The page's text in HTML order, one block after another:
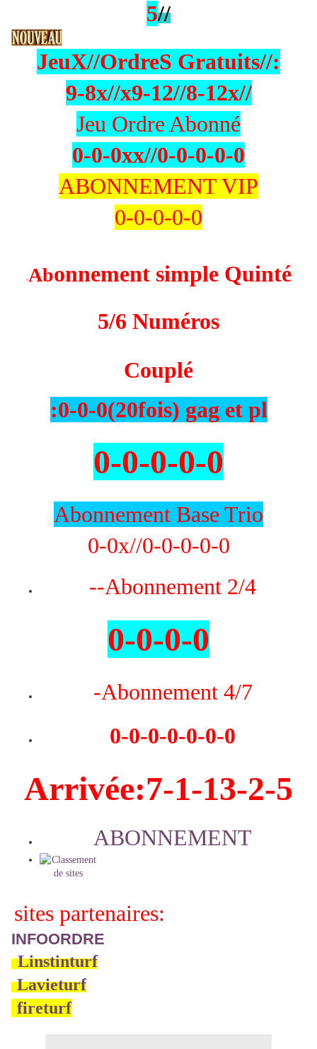
5//
JeuX//OrdreS Gratuits//:
9-8x//x9-12//8-12x//
Jeu Ordre Abonné
0-0-0xx//0-0-0-0-0
ABONNEMENT VIP
0-0-0-0-0
-Abonnement simple Quinté
5/6 Numéros
Couplé
:0-0-0(20fois) gag et pl
0-0-0-0-0
Abonnement Base Trio
0-0x//0-0-0-0-0
--Abonnement 2/4
0-0-0-0
-Abonnement 4/7
0-0-0-0-0-0-0
Arrivée:7-1-13-2-5
ABONNEMENT
sites partenaires:
INFOORDRE
Linstinturf
-Lavieturf
fireturf